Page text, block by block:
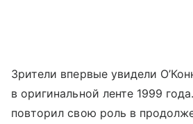
Зрители впервые увидели
в оригинальной ленте 1999
повторил свою роль в